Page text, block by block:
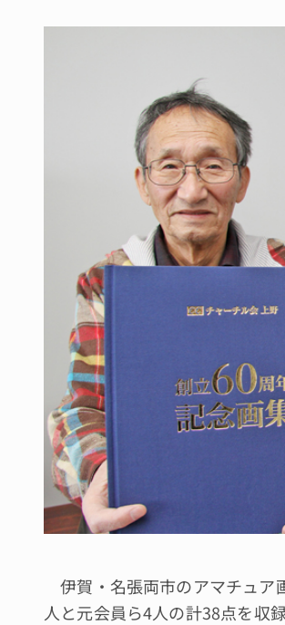
伊賀・名張両市のアマチュア
人と元会員ら4人の計38点を収